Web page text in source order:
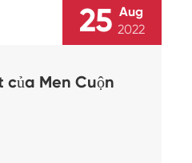
25 Aug
2022
của Men Cuộn